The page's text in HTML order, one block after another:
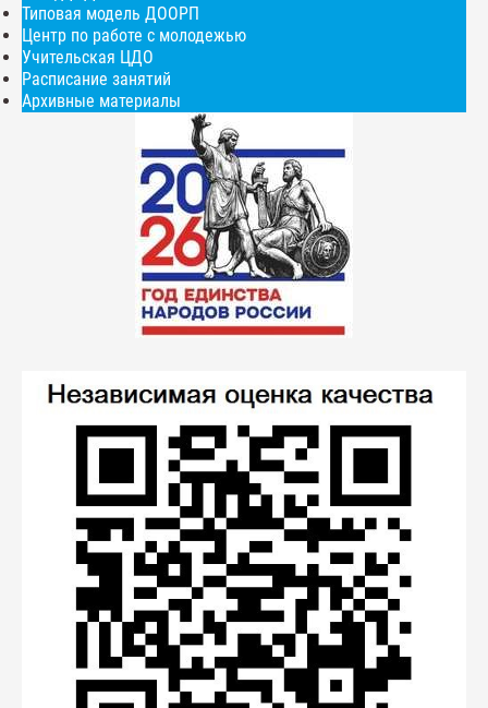
Типовая модель ДООРП
Центр по работе с молодежью
Учительская ЦДО
Расписание занятий
Архивные материалы